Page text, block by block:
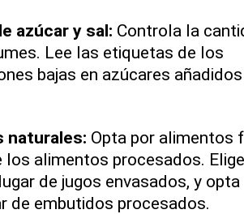
azúcar y sal: Controla la
Lee las etiquetas de los
bajas en azúcares
naturales: Opta por alimentos
los alimentos procesados.
de jugos envasados, y opta
de embutidos procesados.